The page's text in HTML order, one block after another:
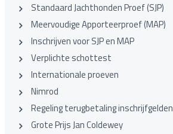
Standaard Jachthonden Proef (SJP)
Meervoudige Apporteerproef (MAP)
Inschrijven voor SJP en MAP
Verplichte schottest
Internationale proeven
Nimrod
Regeling terugbetaling inschrijfgelden
Grote Prijs Jan Coldewey